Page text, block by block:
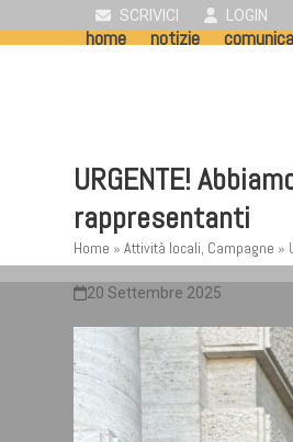
to
SCRIVICI LOGIN
home notizie
URGENTE!
rappresentanti
Home »Attività locali, Campagne »
20 Settembre 2025